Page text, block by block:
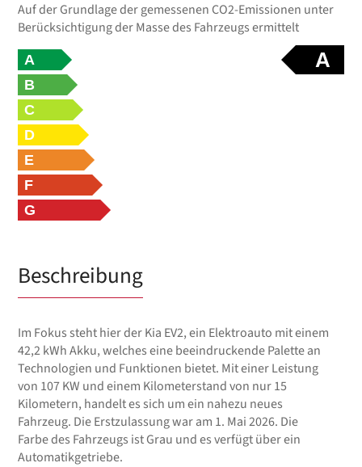
Auf der Grundlage der gemessenen CO2-Emissionen unter
Berücksichtigung der Masse des Fahrzeugs ermittelt
A
A
B
C
D
E
F
G
Beschreibung
Im Fokus steht hier der Kia EV2, ein Elektroauto mit einem
42,2 kWh Akku, welches eine beeindruckende Palette an
Technologien und Funktionen bietet. Mit einer Leistung
von 107 KW und einem Kilometerstand von nur 15
Kilometern, handelt es sich um ein nahezu neues
Fahrzeug. Die Erstzulassung war am 1. Mai 2026. Die
Farbe des Fahrzeugs ist Grau und es verfügt über ein
Automatikgetriebe.